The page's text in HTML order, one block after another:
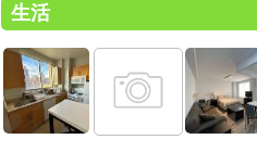
生活